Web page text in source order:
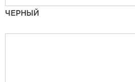
ЧЕРНЫЙ